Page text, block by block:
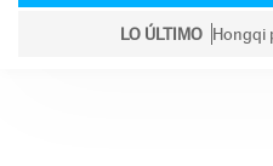
LO ÚLTIMO Hongqi